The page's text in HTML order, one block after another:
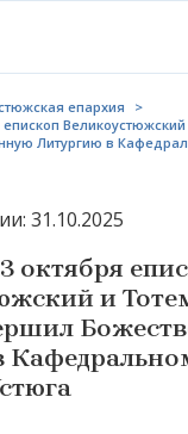
епархия
>
епископ
Литургию в
31.10.2025
октября
и